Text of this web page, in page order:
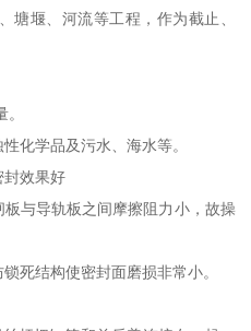
塘堰、河流等工程，作为截止、
化学品及污水、海水等。
封效果好
与导轨板之间摩擦阻力小，故操
死结构使密封面磨损非常小。